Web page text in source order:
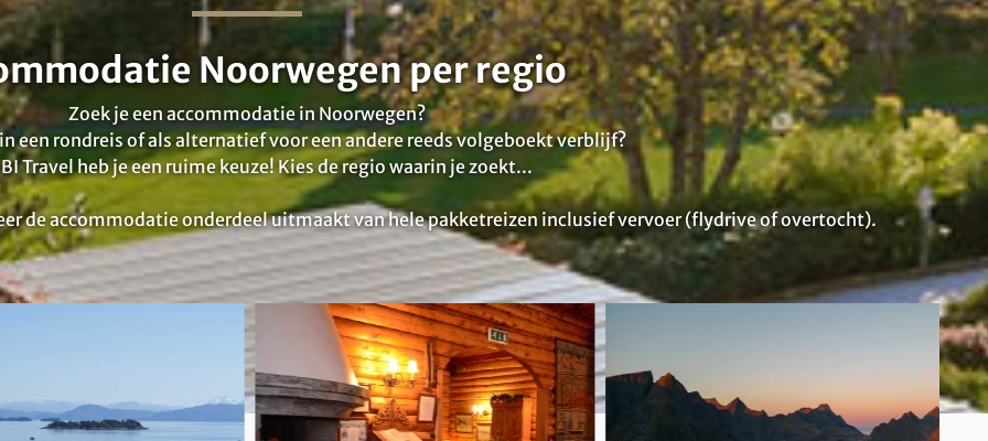
Noorwegen per regio
Zoek je een accommodatie in Noorwegen?
een rondreis of als alternatief voor een andere reeds volgeboekt verblijf?
Travel heb je een ruime keuze! Kies de regio waarin je zoekt...
de accommodatie onderdeel uitmaakt van hele pakketreizen inclusief vervoer (flydrive of overtocht).